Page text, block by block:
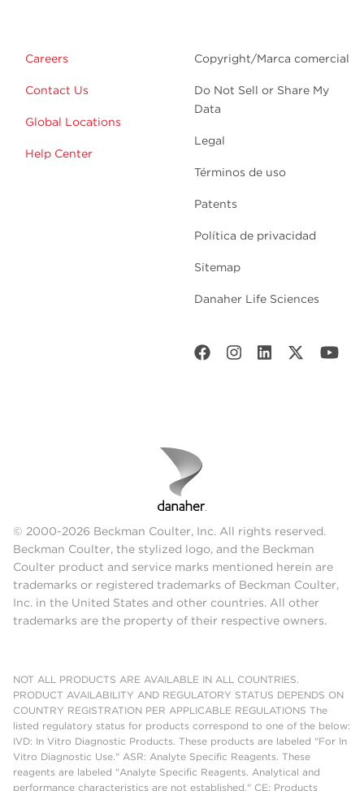
Careers
Contact Us
Global Locations
Help Center
Copyright/Marca comercial
Do Not Sell or Share My
Data
Legal
Términos de uso
Patents
Política de privacidad
Sitemap
Danaher Life Sciences
© 2000-2026 Beckman Coulter, Inc. All rights reserved.
Beckman Coulter, the stylized logo, and the Beckman
Coulter product and service marks mentioned herein are
trademarks or registered trademarks of Beckman Coulter,
Inc. in the United States and other countries. All other
trademarks are the property of their respective owners.
NOT ALL PRODUCTS ARE AVAILABLE IN ALL COUNTRIES.
PRODUCT AVAILABILITY AND REGULATORY STATUS DEPENDS ON
COUNTRY REGISTRATION PER APPLICABLE REGULATIONS The
listed regulatory status for products correspond to one of the below:
IVD: In Vitro Diagnostic Products. These products are labeled "For In
Vitro Diagnostic Use." ASR: Analyte Specific Reagents. These
reagents are labeled "Analyte Specific Reagents. Analytical and
performance characteristics are not established." CE: Products